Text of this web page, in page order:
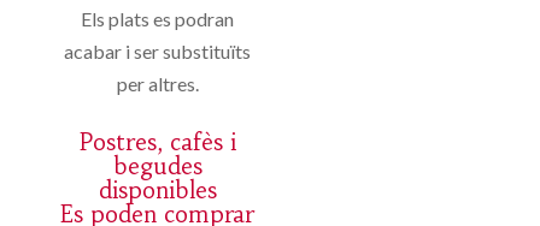
Els plats es podran
acabar i ser substituïts
per altres.
Postres, cafès i
begudes
disponibles
Es poden comprar